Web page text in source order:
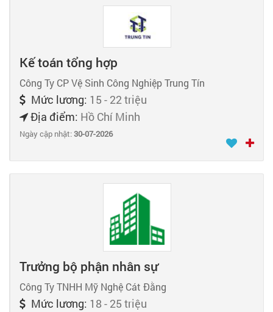
Kế toán tổng hợp
Công Ty CP Vệ Sinh Công Nghiệp Trung Tín
Mức lương: 15 - 22 triệu
Địa điểm: Hồ Chí Minh
Ngày cập nhật:30-07-2026
Trưởng bộ phận nhân sự
Công Ty TNHH Mỹ Nghệ Cát Đằng
Mức lương: 18 - 25 triệu